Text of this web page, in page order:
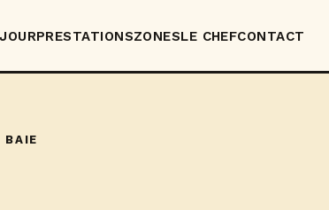
PRESTATIONSZONESLE CHEFCONTACT
BAIE